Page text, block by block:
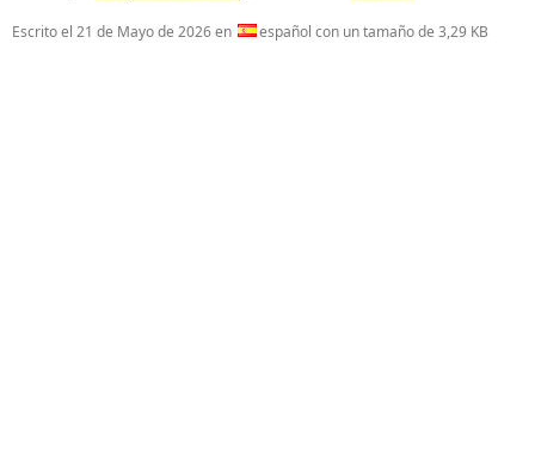
Escrito el 21 de Mayo de 2026en español con un tamaño de 3,29 KB